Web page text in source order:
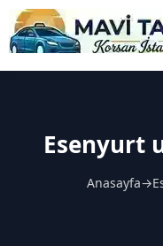
Esenyurt
Anasayfa→